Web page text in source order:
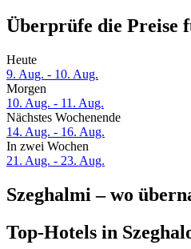
Überprüfe die Preise
Heute
9. Aug. - 10. Aug.
Morgen
10. Aug. - 11. Aug.
Nächstes Wochenende
14. Aug. - 16. Aug.
In zwei Wochen
21. Aug. - 23. Aug.
Szeghalmi – wo
Top-Hotels in